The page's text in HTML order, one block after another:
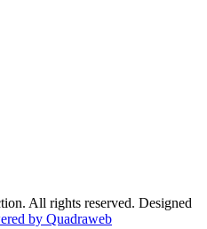
All rights reserved. Designed
by Quadraweb